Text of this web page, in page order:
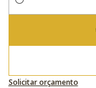
Quantidade
Solicitar orçamento